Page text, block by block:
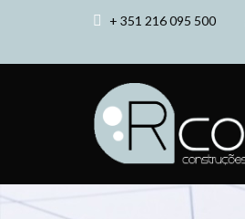
+ 351 216 095 500